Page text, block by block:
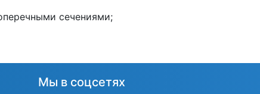
сечениями;
Мы в соцсетях